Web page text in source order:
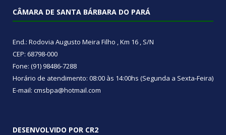
CÂMARA DE SANTA BÁRBARA DO PARÁ
End.: Rodovia Augusto Meira Filho , Km 16 , S/N
CEP: 68798-000
Fone: (91) 98486-7288
Horário de atendimento: 08:00 às 14:00hs (Segunda a Sexta-Feira)
E-mail: cmsbpa@hotmail.com
DESENVOLVIDO POR CR2